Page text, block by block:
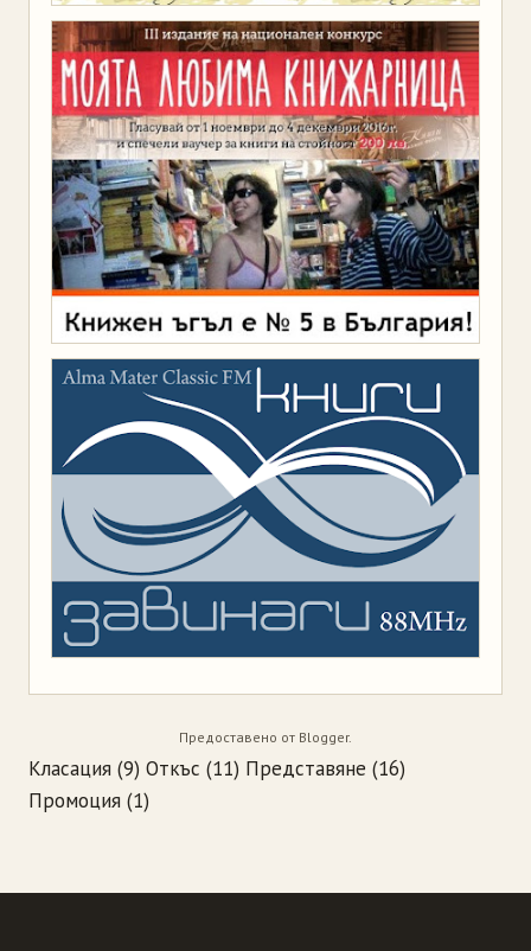
Предоставено от Blogger.
Класация (9) Откъс (11) Представяне (16)
Промоция (1)